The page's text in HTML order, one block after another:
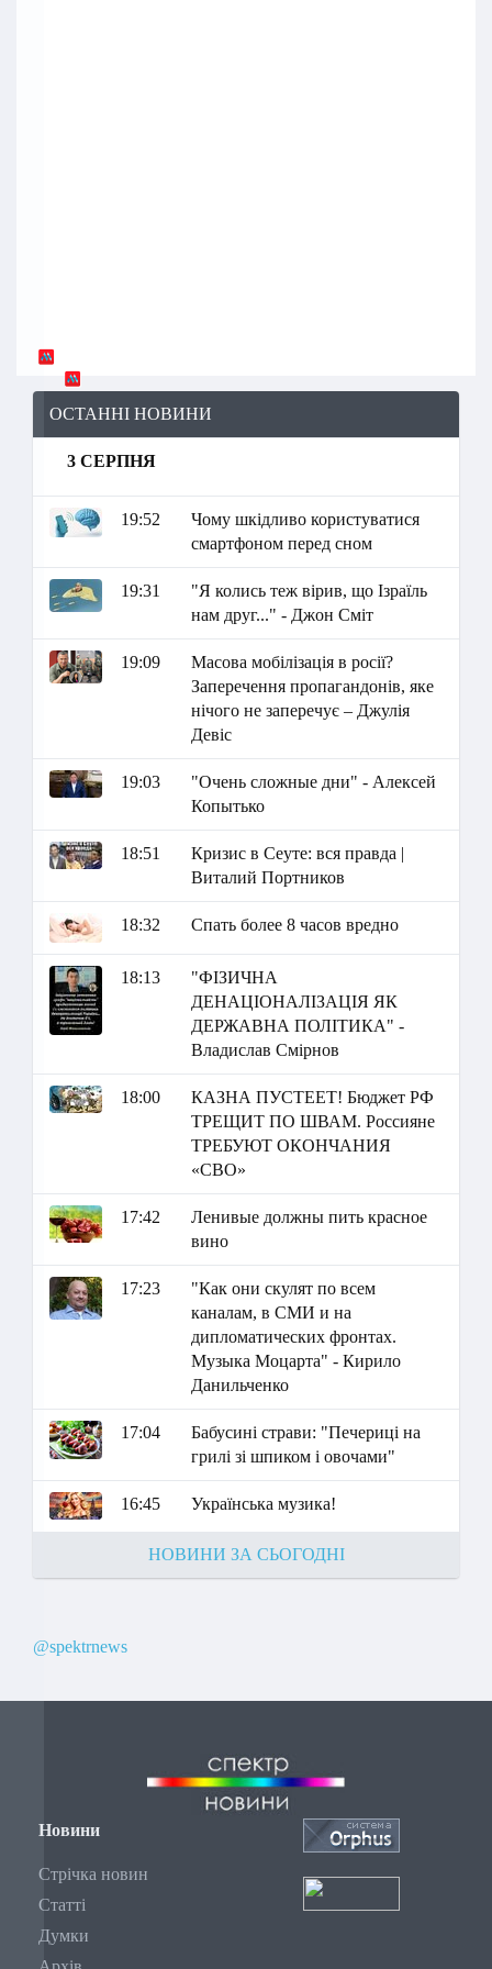
ОСТАННІ НОВИНИ
3 СЕРПНЯ
19:52
Чому шкідливо користуватися
смартфоном перед сном
19:31
"Я колись теж вірив, що Ізраїль
нам друг..." - Джон Сміт
19:09
Масова мобілізація в росії?
Заперечення пропагандонів, яке
нічого не заперечує – Джулія
Девіс
19:03
"Очень сложные дни" - Алексей
Копытько
18:51
Кризис в Сеуте: вся правда |
Виталий Портников
18:32 Спать более 8 часов вредно
18:13
"ФІЗИЧНА
ДЕНАЦІОНАЛІЗАЦІЯ ЯК
ДЕРЖАВНА ПОЛІТИКА" -
Владислав Смірнов
18:00
КАЗНА ПУСТЕЕТ! Бюджет РФ
ТРЕЩИТ ПО ШВАМ. Россияне
ТРЕБУЮТ ОКОНЧАНИЯ
«СВО»
17:42
Ленивые должны пить красное
вино
17:23
"Как они скулят по всем
каналам, в СМИ и на
дипломатических фронтах.
Музыка Моцарта" - Кирило
Данильченко
17:04
Бабусині страви: "Печериці на
грилі зі шпиком і овочами"
16:45 Українська музика!
НОВИНИ ЗА СЬОГОДНІ
@spektrnews
Новини
Стрічка новин
Статті
Думки